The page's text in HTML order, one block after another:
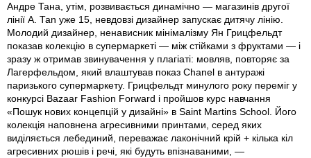
Андре Тана, утiм, розвивається динамічно — магазинів другої
лінії А. Таn уже 15, невдовзі дизайнер запускає дитячу лінію.
Молодий дизайнер, ненависник мінімалізму Ян Грицфельдт
показав колекцію в супермаркеті — між стійками з фруктами — і
зразу ж отримав звинувачення у плагіаті: мовляв, повторяє за
Лагерфельдом, який влаштував показ Chanel в антуражі
паризького супермаркету. Грицфельдт минулого року переміг у
конкурсі Bazaar Fashion Forward і пройшов курс навчання
«Пошук нових концепцій у дизайні» в Saint Martins School. Його
колекція наповнена агресивними принтами, серед яких
виділяється лебединий, переважає лаконічний крій + кілька кіл
агресивних рюшів і речі, які будуть впізнаваними, —